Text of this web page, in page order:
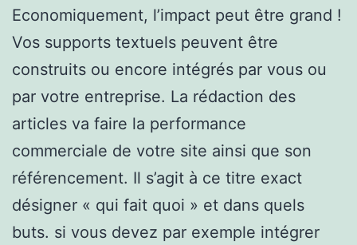
Economiquement, l’impact peut être grand !
Vos supports textuels peuvent être
construits ou encore intégrés par vous ou
par votre entreprise. La rédaction des
articles va faire la performance
commerciale de votre site ainsi que son
référencement. Il s’agit à ce titre exact
désigner « qui fait quoi » et dans quels
buts. si vous devez par exemple intégrer